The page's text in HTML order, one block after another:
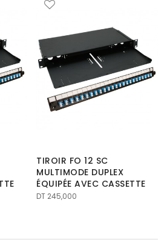
TIROIR FO 12 SC
MULTIMODE DUPLEX
ÉQUIPÉE AVEC CASSETTE
DT 245,000